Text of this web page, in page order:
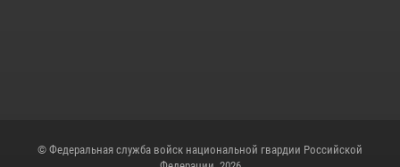
© Федеральная служба войск национальной гвардии Российской